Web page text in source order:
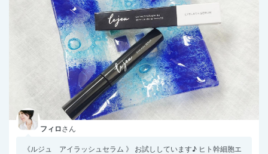
フィロさん
《ルジュ アイラッシュセラム 》 お試ししています♪ ヒト幹細胞エ